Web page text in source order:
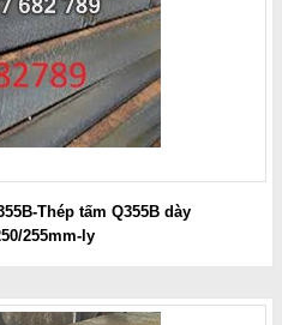
Thép tấm Q355B dày
255mm-ly